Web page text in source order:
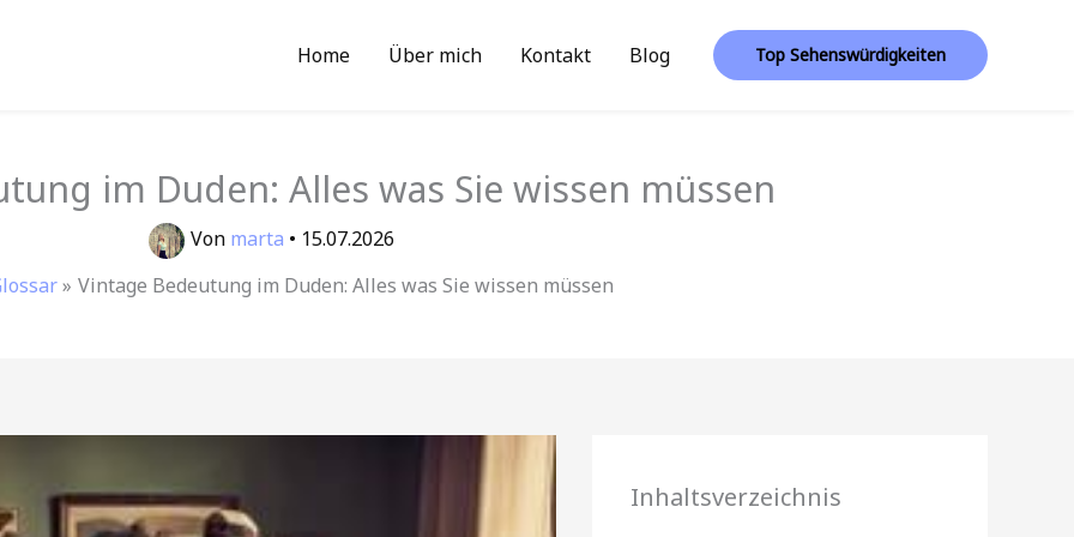
Home Über mich Kontakt Blog Top Sehenswürdigkeiten
im Duden: Alles was Sie wissen müssen
Von marta • 15.07.2026
Vintage Bedeutung im Duden: Alles was Sie wissen müssen
Inhaltsverzeichnis